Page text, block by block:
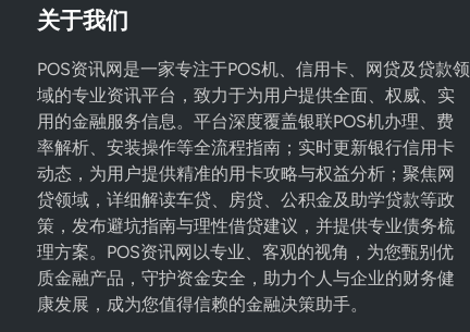
关于我们
POS资讯网是一家专注于POS机、信用卡、网贷及贷款领
域的专业资讯平台，致力于为用户提供全面、权威、实
用的金融服务信息。平台深度覆盖银联POS机办理、费
率解析、安装操作等全流程指南；实时更新银行信用卡
动态，为用户提供精准的用卡攻略与权益分析；聚焦网
贷领域，详细解读车贷、房贷、公积金及助学贷款等政
策，发布避坑指南与理性借贷建议，并提供专业债务梳
理方案。POS资讯网以专业、客观的视角，为您甄别优
质金融产品，守护资金安全，助力个人与企业的财务健
康发展，成为您值得信赖的金融决策助手。